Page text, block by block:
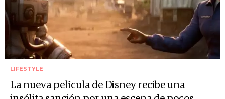
LIFESTYLE
La nueva película de Disney recibe una